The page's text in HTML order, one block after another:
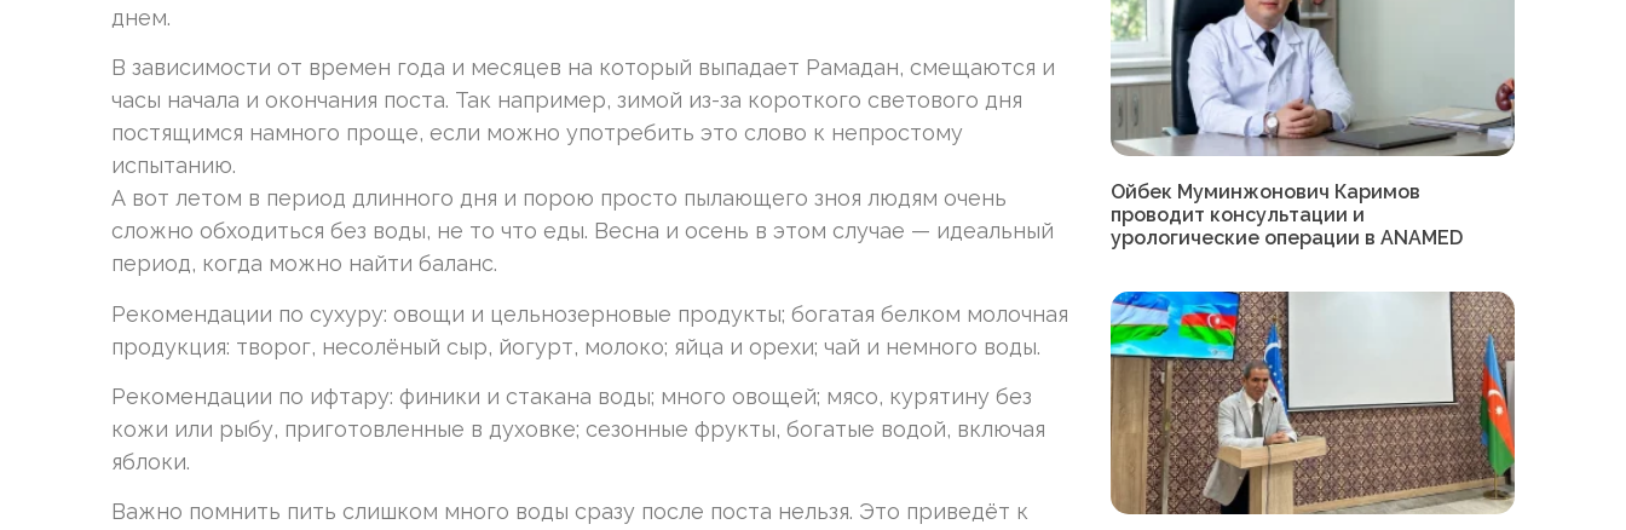
днем.
В зависимости от времен года и месяцев на который выпадает Рамадан, смещаются и
часы начала и окончания поста. Так например, зимой из-за короткого светового дня
постящимся намного проще, если можно употребить это слово к непростому
испытанию.
А вот летом в период длинного дня и порою просто пылающего зноя людям очень
сложно обходиться без воды, не то что еды. Весна и осень в этом случае — идеальный
период, когда можно найти баланс.
Рекомендации по сухуру: овощи и цельнозерновые продукты; богатая белком молочная
продукция: творог, несолёный сыр, йогурт, молоко; яйца и орехи; чай и немного воды.
Рекомендации по ифтару: финики и стакана воды; много овощей; мясо, курятину без
кожи или рыбу, приготовленные в духовке; сезонные фрукты, богатые водой, включая
яблоки.
Важно помнить пить слишком много воды сразу после поста нельзя. Это приведёт к
Ойбек Муминжонович Каримов
проводит консультации и
урологические операции в ANAMED